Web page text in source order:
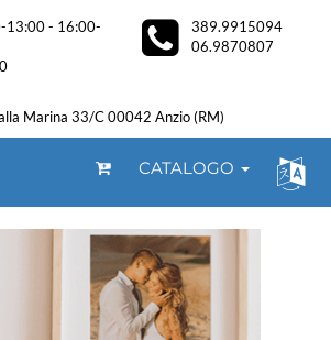
13:00 - 16:00-
389.9915094
06.9870807
Marina 33/C 00042 Anzio (RM)
CATALOGO